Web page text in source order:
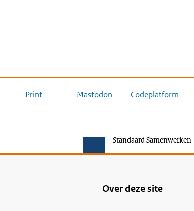
Print Mastodon Codeplatform
Standaard Samenwerken
Over deze site